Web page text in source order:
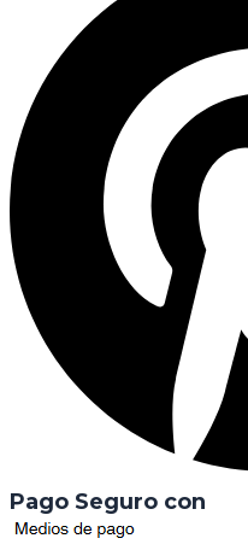
Pago Seguro con